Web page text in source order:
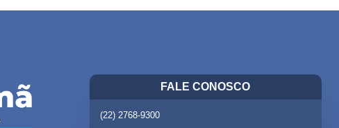
FALE CONOSCO
(22) 2768-9300